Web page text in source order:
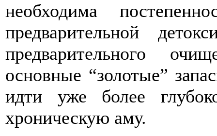
необходима
предварительной
предварительного
основные “золотые”
идти уже более
хроническую аму.